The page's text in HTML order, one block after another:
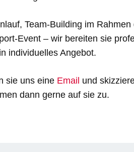
Team-Building im
Event – wir bereiten sie
individuelles Angebot.
sie uns eine Email und
dann gerne auf sie zu.